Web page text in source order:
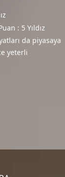
: 5 Yıldız
da piyasaya
yeterli